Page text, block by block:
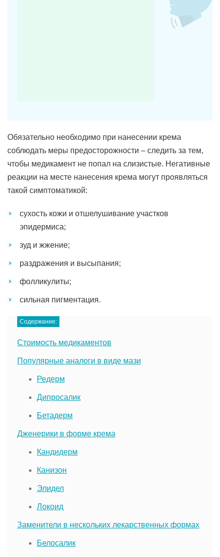
Обязательно необходимо при нанесении крема
соблюдать меры предосторожности – следить за тем,
чтобы медикамент не попал на слизистые. Негативные
реакции на месте нанесения крема могут проявляться
такой симптоматикой:
сухость кожи и отшелушивание участков
эпидермиса;
зуд и жжение;
раздражения и высыпания;
фолликулиты;
сильная пигментация.
Содержание:
Стоимость медикаментов
Популярные аналоги в виде мази
Редерм
Дипросалик
Бетадерм
Дженерики в форме крема
Кандидерм
Канизон
Элидел
Локоид
Заменители в нескольких лекарственных формах
Белосалик